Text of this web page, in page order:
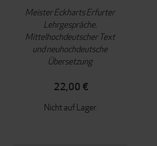
Meister Eckharts Erfurter
Lehrgespräche.
Mittelhochdeutscher Text
und neuhochdeutsche
Übersetzung
22,00 €
Nicht auf Lager